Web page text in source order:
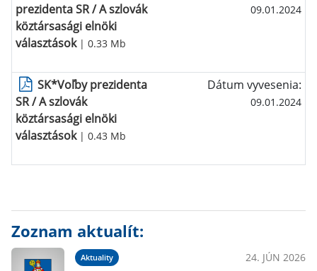
prezidenta SR / A szlovák
köztársasági elnöki
választások| 0.33 Mb
09.01.2024
SK*Voľby prezidenta
SR / A szlovák
köztársasági elnöki
választások| 0.43 Mb
Dátum vyvesenia:
09.01.2024
Zoznam aktualít:
Aktuality 24. JÚN 2026